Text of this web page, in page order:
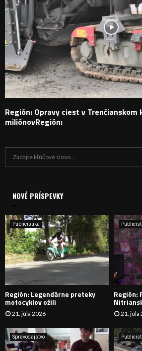
Región: Opravy ciest v Trenčianskom
miliónovRegión:
i
e
:
NOVÉ PRÍSPEVKY
Publicistika
Región: Legendárne preteky
motocyklov ožili
21. júla 2026
Región:
21. júla
Spravodajstvo